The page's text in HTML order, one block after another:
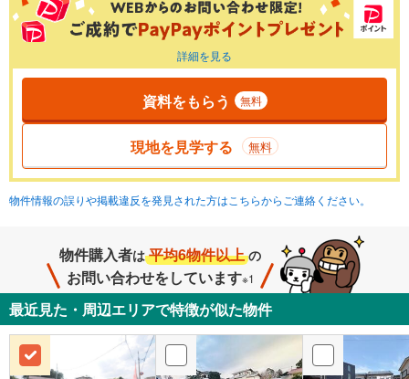
詳細を見る
資料をもらう 無料
現地を見学する 無料
物件情報の誤りや掲載違反を発見された方はこちらからご連絡ください。
物件購入者は 平均6物件以上 の
お問い合わせをしています※1
最近見た・周辺エリアで特徴が似た物件